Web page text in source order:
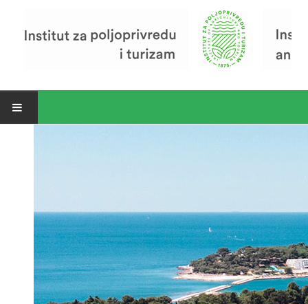
Zavod za poljoprivredu i prehranu
Zavod za ekonomiku i razvoj poljoprivrede
Zavod za turizam
Pokusno poljoprivredno imanje
Zaposlenici
Euraxess